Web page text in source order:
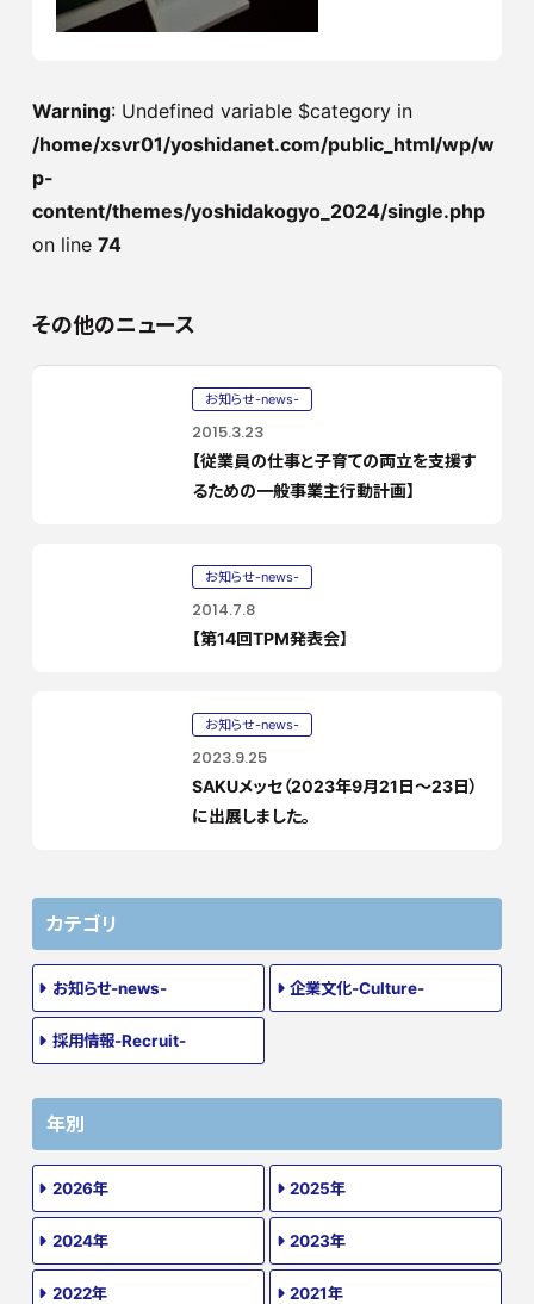
Warning: Undefined variable $category in
/home/xsvr01/yoshidanet.com/public_html/wp/w
p-
content/themes/yoshidakogyo_2024/single.php
on line 74
その他のニュース
お知らせ-news-
2015.3.23
【従業員の仕事と子育ての両立を支援す
るための一般事業主行動計画】
お知らせ-news-
2014.7.8
【第14回TPM発表会】
お知らせ-news-
2023.9.25
SAKUメッセ（2023年9月21日～23日）
に出展しました。
カテゴリ
お知らせ-news- 企業文化-Culture-
採用情報-Recruit-
年別
2026年 2025年
2024年 2023年
2022年 2021年